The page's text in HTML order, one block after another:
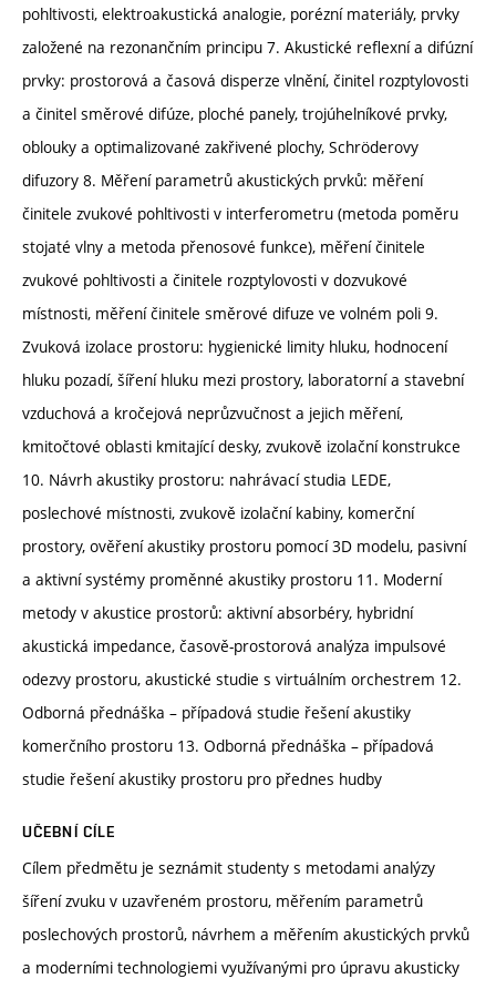
pohltivosti, elektroakustická analogie, porézní materiály, prvky
založené na rezonančním principu 7. Akustické reflexní a difúzní
prvky: prostorová a časová disperze vlnění, činitel rozptylovosti
a činitel směrové difúze, ploché panely, trojúhelníkové prvky,
oblouky a optimalizované zakřivené plochy, Schröderovy
difuzory 8. Měření parametrů akustických prvků: měření
činitele zvukové pohltivosti v interferometru (metoda poměru
stojaté vlny a metoda přenosové funkce), měření činitele
zvukové pohltivosti a činitele rozptylovosti v dozvukové
místnosti, měření činitele směrové difuze ve volném poli 9.
Zvuková izolace prostoru: hygienické limity hluku, hodnocení
hluku pozadí, šíření hluku mezi prostory, laboratorní a stavební
vzduchová a kročejová neprůzvučnost a jejich měření,
kmitočtové oblasti kmitající desky, zvukově izolační konstrukce
10. Návrh akustiky prostoru: nahrávací studia LEDE,
poslechové místnosti, zvukově izolační kabiny, komerční
prostory, ověření akustiky prostoru pomocí 3D modelu, pasivní
a aktivní systémy proměnné akustiky prostoru 11. Moderní
metody v akustice prostorů: aktivní absorbéry, hybridní
akustická impedance, časově-prostorová analýza impulsové
odezvy prostoru, akustické studie s virtuálním orchestrem 12.
Odborná přednáška – případová studie řešení akustiky
komerčního prostoru 13. Odborná přednáška – případová
studie řešení akustiky prostoru pro přednes hudby
UČEBNÍ CÍLE
Cílem předmětu je seznámit studenty s metodami analýzy
šíření zvuku v uzavřeném prostoru, měřením parametrů
poslechových prostorů, návrhem a měřením akustických prvků
a moderními technologiemi využívanými pro úpravu akusticky